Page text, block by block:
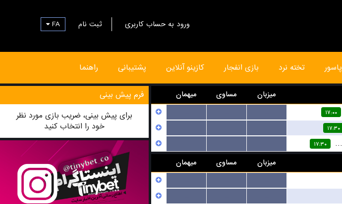
ورود به حساب کاربری ثبت نام FA
پاسور تخته نرد بازی انفجار کازینو آنلاین پشتیبانی راهنما
میزبان مساوی میهمان
۱۷:۰۰
۱۷:۳۰
Eger-Eszterhazy SzSE (W) ۱۷:۳۰
میزبان مساوی میهمان
فرم پیش بینی
برای پیش بینی، ضریب بازی مورد نظر
خود را انتخاب کنید